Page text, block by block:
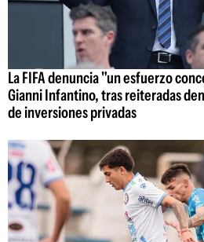
La FIFA denuncia "un esfuerzo
Gianni Infantino, tras reiteradas
de inversiones privadas